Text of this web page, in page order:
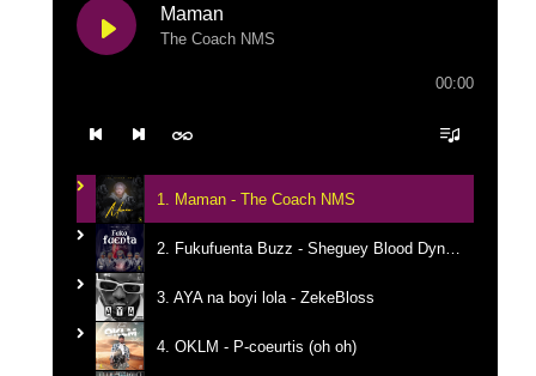
Maman
The Coach NMS
00:00
1. Maman - The Coach NMS
3. AYA na boyi lola - ZekeBloss
4. OKLM - P-coeurtis (oh oh)